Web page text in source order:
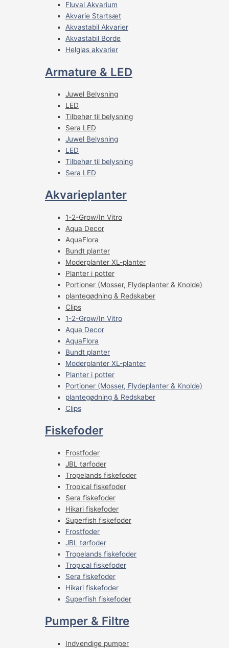
Fluval Akvarium
Akvarie Startsæt
Akvastabil Akvarier
Akvastabil Borde
Helglas akvarier
Armature & LED
Juwel Belysning
LED
Tilbehør til belysning
Sera LED
Juwel Belysning
LED
Tilbehør til belysning
Sera LED
Akvarieplanter
1-2-Grow/In Vitro
Aqua Decor
AquaFlora
Bundt planter
Moderplanter XL-planter
Planter i potter
Portioner (Mosser, Flydeplanter & Knolde)
plantegødning & Redskaber
Clips
1-2-Grow/In Vitro
Aqua Decor
AquaFlora
Bundt planter
Moderplanter XL-planter
Planter i potter
Portioner (Mosser, Flydeplanter & Knolde)
plantegødning & Redskaber
Clips
Fiskefoder
Frostfoder
JBL tørfoder
Tropelands fiskefoder
Tropical fiskefoder
Sera fiskefoder
Hikari fiskefoder
Superfish fiskefoder
Frostfoder
JBL tørfoder
Tropelands fiskefoder
Tropical fiskefoder
Sera fiskefoder
Hikari fiskefoder
Superfish fiskefoder
Pumper & Filtre
Indvendige pumper